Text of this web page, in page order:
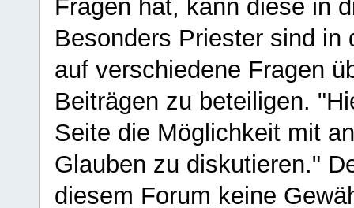
Fragen hat, kann diese in
Besonders Priester sind in
auf verschiedene Fragen
Beiträgen zu beteiligen.
Seite die Möglichkeit mit
Glauben zu diskutieren."
diesem Forum keine